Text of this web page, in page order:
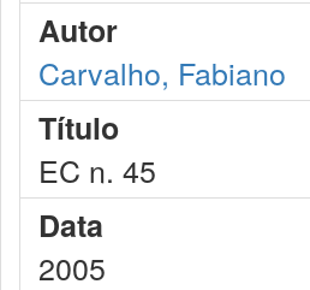
Autor
Carvalho, Fabiano
Título
EC n. 45
Data
2005